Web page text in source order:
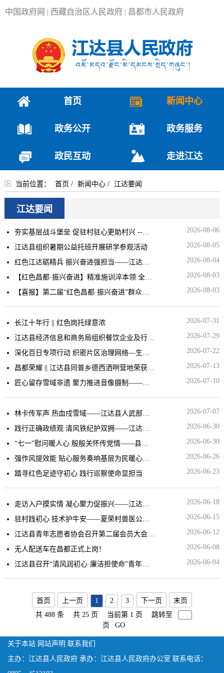
中国政府网 西藏自治区人民政府 昌都市人民政府
首页 新闻中心
政务公开 政务服务
政民互动 走进江达
当前位置： 首页 / 新闻中心/ 江达要闻
江达要闻
夯实基层战斗堡垒 促驻村驻心更助村兴 --江达县驻村工作队实干赋能乡村振兴 2026-08-06
江达县组织暑期公益托班开展研学参观活动 2026-08-05
红色江达砺精兵 振兴奋进强担当——江达县“红色昌都·振兴奋进”群众性比赛活动自选项目“民兵大比武”圆满举行 2026-08-04
【红色昌都·振兴奋进】精准施训淬本领 全力备战迎决赛——江达县高质量开展“红色昌都·振兴奋进”群众性比赛活动市级决赛赛前集训 2026-08-03
【喜报】第二届“红色昌都·振兴奋进”群众性比赛活动歌舞比赛(独舞)江达县荣获三等奖 2026-08-03
长江十年行 || 红色岗托绿意浓 2026-07-31
江达县经济信息和商务局组织餐饮企业及行业部门执法人员参加燃气安全专项培训 2026-07-29
深化百日专项行动 织密片区治理网络—生达乡依托百日专项行动成功调处跨村婚恋家庭纠纷 2026-07-22
昌都荣耀 || 江达县同普乡德西洒咧营地荣获2025年度全国三八红旗集体 2026-07-13
匠心留存雪域非遗 聚力推进音像摄制————中国戏曲像音像工程摄制组赴江达调研 2026-07-10
林卡传军声 热血戍雪域——江达县人武部全域铺开2026年度下半年征兵宣传工作 2026-07-07
践行正确政绩观 清风铁纪护双拥——江达县市场监管局开展双拥门店专项检查 2026-06-30
“七一”慰问暖人心 殷殷关怀传党情——县委常务副书记、政府常务副县长高伟深入岗托镇开展“七一”走访慰问 2026-06-30
强作风提效能 贴心服务奏响基层为民暖心曲——江达县第十五批驻村工作队工作纪实 2026-06-26
踏寻红色足迹守初心 践行巡察使命显担当 2026-06-23
走访入户摸实情 凝心聚力促振兴——江达县第十五批驻村工作队深入开展“百日走村入户大调研”活动 2026-06-18
驻村践初心 技术护牛安——夏荣村兽医公益服务点正式运行 2026-06-15
江达县青年志愿者协会召开第二届会员大会暨换届选举大会 2026-06-12
无人配送车在昌都正式上岗！ 2026-06-08
江达县召开“清风润初心·廉洁担使命”青年干部警示教育大会 2026-06-04
首页 上一页 1 2 3 下一页
末页
共 488 条
共 25 页 当前第 1 页
跳转至
页
GO
关于本站 网站声明 联系我们
主办：江达县人民政府 承办：江达县人民政府办公室 联系电话：